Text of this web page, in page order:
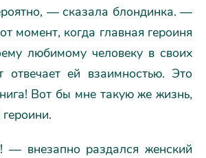
— сказала блондинка. —
момент, когда главная героиня
любимому человеку в своих
отвечает ей взаимностью. Это
Вот бы мне такую же жизнь,
внезапно раздался женский